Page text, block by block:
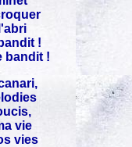
!
bandit !
vie
vies